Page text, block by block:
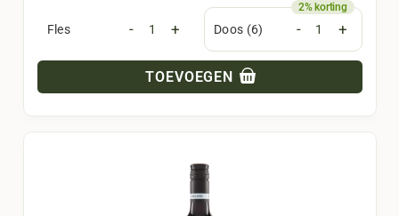
Fles - + Doos (6) - +
TOEVOEGEN